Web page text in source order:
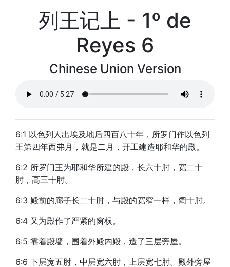
列王记上 - 1º de
Reyes 6
Chinese Union Version
6:1 以色列人出埃及地后四百八十年，所罗门作以色列
王第四年西弗月，就是二月，开工建造耶和华的殿。
6:2 所罗门王为耶和华所建的殿，长六十肘，宽二十
肘，高三十肘。
6:3 殿前的廊子长二十肘，与殿的宽窄一样，阔十肘。
6:4 又为殿作了严紧的窗棂。
6:5 靠着殿墙，围着外殿内殿，造了三层旁屋。
6:6 下层宽五肘，中层宽六肘，上层宽七肘。殿外旁屋